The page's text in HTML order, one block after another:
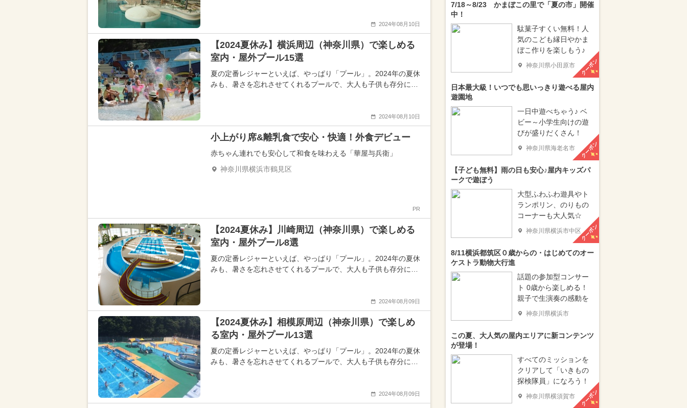
2024年08月10日
【2024夏休み】横浜周辺（神奈川県）で楽しめる
室内・屋外プール15選
夏の定番レジャーといえば、やっぱり「プール」。2024年の夏休
みも、暑さを忘れさせてくれるプールで、大人も子供も存分に…
2024年08月10日
小上がり席&離乳食で安心・快適！外食デビュー
赤ちゃん連れでも安心して和食を味わえる「華屋与兵衛」
神奈川県横浜市鶴見区
PR
【2024夏休み】川崎周辺（神奈川県）で楽しめる
室内・屋外プール8選
夏の定番レジャーといえば、やっぱり「プール」。2024年の夏休
みも、暑さを忘れさせてくれるプールで、大人も子供も存分に…
2024年08月09日
【2024夏休み】相模原周辺（神奈川県）で楽しめ
る室内・屋外プール13選
夏の定番レジャーといえば、やっぱり「プール」。2024年の夏休
みも、暑さを忘れさせてくれるプールで、大人も子供も存分に…
2024年08月09日
7/18～8/23 かまぼこの里で「夏の市」開催
中！
駄菓子すくい無料！人
気のこども縁日やかま
ぼこ作りを楽しもう♪
神奈川県小田原市 クーポン
日本最大級！いつでも思いっきり遊べる屋内
遊園地
一日中遊べちゃう♪ ベ
ビー～小学生向けの遊
びが盛りだくさん！
神奈川県海老名市 クーポン
【子ども無料】雨の日も安心♪屋内キッズパ
ークで遊ぼう
大型ふわふわ遊具やト
ランポリン、のりもの
コーナーも大人気☆
神奈川県横浜市中区クーポン
8/11横浜都筑区０歳からの・はじめてのオー
ケストラ動物大行進
話題の参加型コンサー
ト 0歳から楽しめる！
親子で生演奏の感動を
神奈川県横浜市
この夏、大人気の屋内エリアに新コンテンツ
が登場！
すべてのミッションを
クリアして「いきもの
探検隊員」になろう！
神奈川県横須賀市 クーポン